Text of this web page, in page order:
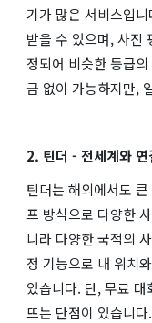
기가 많은 서비스입
받을 수 있으며, 사진
정되어 비슷한 등급
금 없이 가능하지만,
2. 틴더 - 전세계와
틴더는 해외에서도
프 방식으로 다양한
니라 다양한 국적의
정 기능으로 내 위치
있습니다. 단, 무료
뜨는 단점이 있습니다.